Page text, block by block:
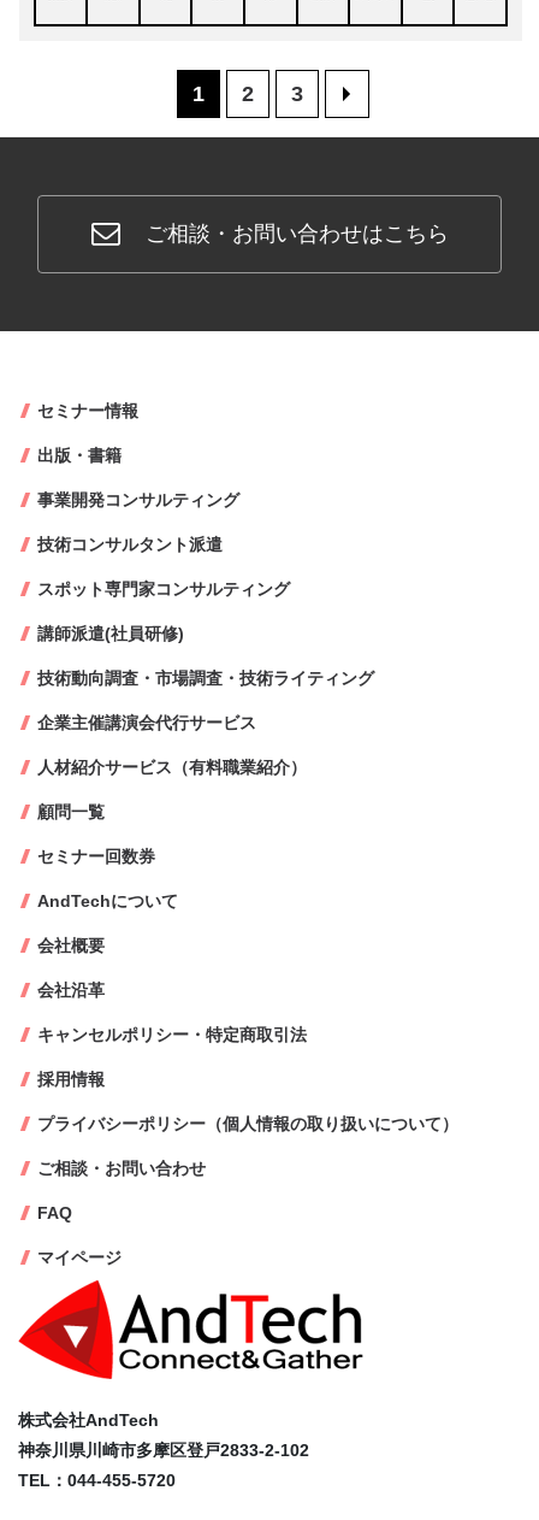
1 2 3 >
ご相談・お問い合わせはこちら
株式会社AndTech
神奈川県川崎市多摩区登戸2833-2-102
TEL：044-455-5720
セミナー情報
出版・書籍
事業開発コンサルティング
技術コンサルタント派遣
スポット専門家コンサルティング
講師派遣(社員研修)
技術動向調査・市場調査・技術ライティング
企業主催講演会代行サービス
人材紹介サービス（有料職業紹介）
顧問一覧
セミナー回数券
AndTechについて
会社概要
会社沿革
キャンセルポリシー・特定商取引法
採用情報
プライバシーポリシー（個人情報の取り扱いについて）
ご相談・お問い合わせ
FAQ
マイページ